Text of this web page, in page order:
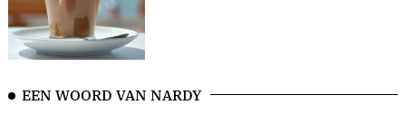
EEN WOORD VAN NARDY